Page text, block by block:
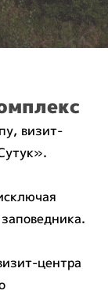
с
визит-
центра